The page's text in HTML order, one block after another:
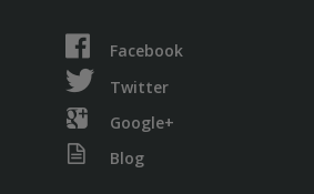
Facebook
Twitter
Google+
Blog